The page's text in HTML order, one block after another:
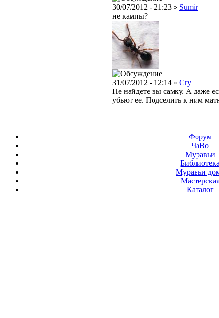
30/07/2012 - 21:23 » Sumir
не кампы?
31/07/2012 - 12:14 » Cry
Не найдете вы самку. А даже
убьют ее. Подселить к ним
Форум
ЧаВо
Муравьи
Муравьи
Мастерская
Каталог